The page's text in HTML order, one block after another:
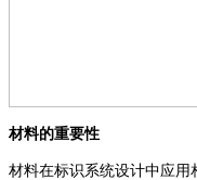
材料的重要性
材料在标识系统设计中应